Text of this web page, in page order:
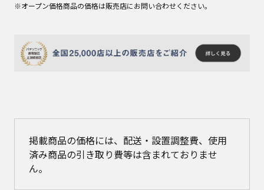
※オープン価格商品の価格は販売店にお問い合わせください。
掲載商品の価格には、配送・設置調整費、使用
済み商品の引き取り費等は含まれておりませ
ん。